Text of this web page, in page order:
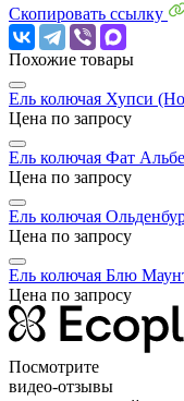
Скопировать ссылку
Похожие товары
Ель колючая Хупси
Цена по запросу
Ель колючая Фат
Цена по запросу
Ель колючая
Цена по запросу
Ель колючая Блю
Цена по запросу
Посмотрите
видео-отзывы